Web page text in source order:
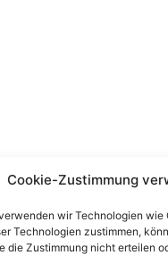
Cookie-Zustimmung
wir Technologien
Technologien zustimmen,
die Zustimmung nicht erteilen